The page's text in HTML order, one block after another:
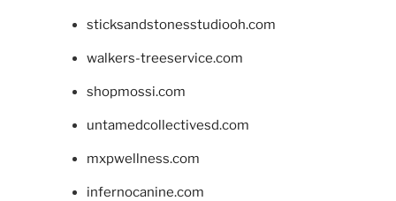
sticksandstonesstudiooh.com
walkers-treeservice.com
shopmossi.com
untamedcollectivesd.com
mxpwellness.com
infernocanine.com